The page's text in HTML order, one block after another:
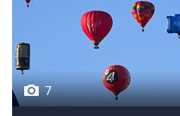
7